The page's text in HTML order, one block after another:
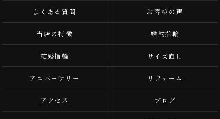
よくある質問 お客様の声
当店の特徴 婚約指輪
結婚指輪 サイズ直し
アニバーサリー リフォーム
アクセス ブログ